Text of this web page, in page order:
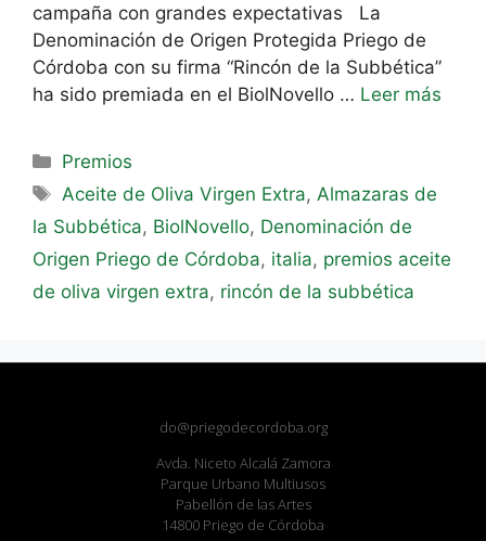
campaña con grandes expectativas La
Denominación de Origen Protegida Priego de
Córdoba con su firma “Rincón de la Subbética”
ha sido premiada en el BiolNovello … Leer más
Premios
Aceite de Oliva Virgen Extra, Almazaras de
la Subbética, BiolNovello, Denominación de
Origen Priego de Córdoba, italia, premios aceite
de oliva virgen extra, rincón de la subbética
do@priegodecordoba.org
Avda. Niceto Alcalá Zamora
Parque Urbano Multiusos
Pabellón de las Artes
14800 Priego de Córdoba